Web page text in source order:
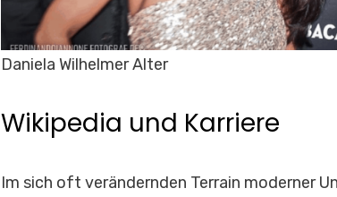
Daniela Wilhelmer Alter
Wikipedia und Karriere
Im sich oft verändernden Terrain moderner